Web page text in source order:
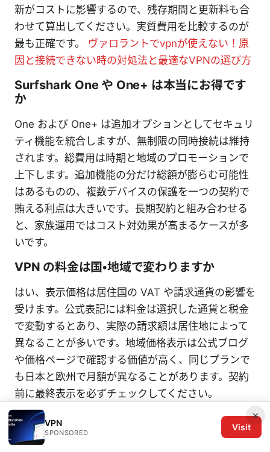
新がコストに影響するので、残存期間と更新料も合
わせて算出してください。実質費用を比較するのが
最も正確です。 ヴァロラントでvpnが使えない！原
因と接続できない時の対処法と最適なVPNの選び方
Surfshark One や One+ は本当にお得です
か
One および One+ は追加オプションとしてセキュリ
ティ機能を統合しますが、無制限の同時接続は維持
されます。総費用は時期と地域のプロモーションで
上下します。追加機能の分だけ総額が膨らむ可能性
はあるものの、複数デバイスの保護を一つの契約で
賄える利点は大きいです。長期契約と組み合わせる
と、家族運用ではコスト対効果が高まるケースが多
いです。
VPN の料金は国・地域で変わりますか
はい、表示価格は居住国の VAT や請求通貨の影響を
受けます。公式表記には料金は選択した通貨と税金
で変動するとあり、実際の請求額は居住地によって
異なることが多いです。地域価格表示は公式ブログ
や価格ページで確認する価値が高く、同じプランで
も日本と欧州で月額が異なることがあります。契約
前に最終表示を必ずチェックしてください。
×
VPN
SPONSORED
Visit